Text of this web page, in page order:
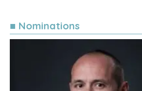
■ Nominations